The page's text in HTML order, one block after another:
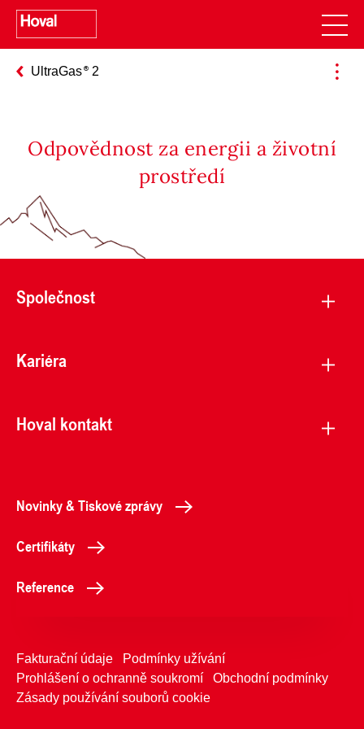
UltraGas 2
Odpovědnost za energii a životní
prostředí
Společnost
Kariéra
Hoval kontakt
Novinky & Tiskové zprávy
Certifikáty
Reference
Fakturační údaje
Podmínky užívání
Prohlášení o ochranně soukromí
Obchodní podmínky
Zásady používání souborů cookie